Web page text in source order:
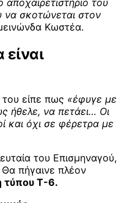
του
να σκοτώνεται στον
Κωστέα.
είπε πως «έφυγε με
ήθελε, να πετάει… Οι
και όχι σε φέρετρα με
του Επισμηναγού,
Θα πήγαινε πλέον
τύπου T-6.